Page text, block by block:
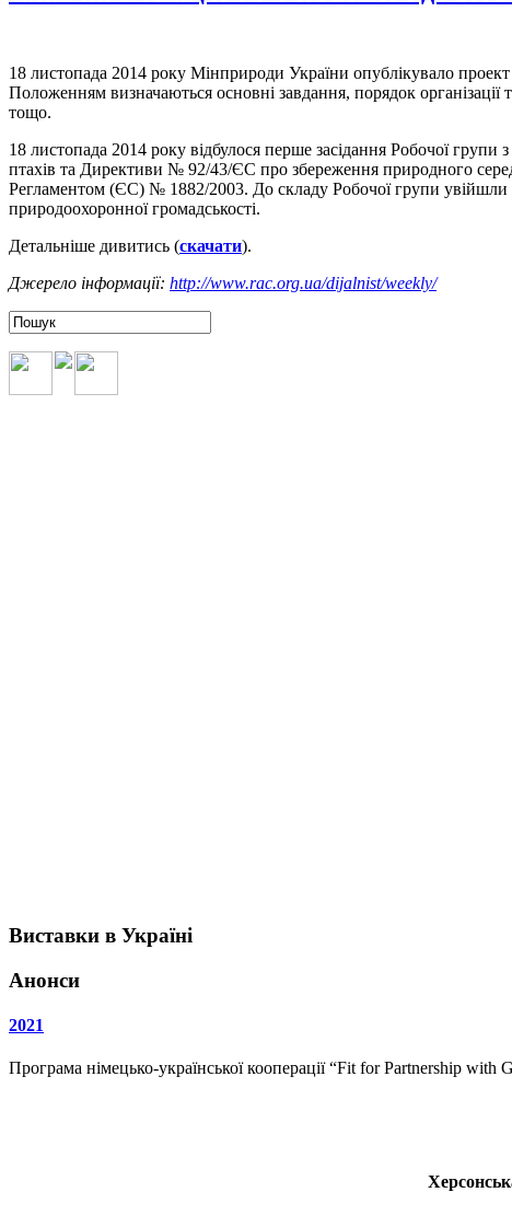
18 листопада 2014 року Мінприроди України опублікувало проект
Положенням визначаються основні завдання, порядок організації
тощо.
18 листопада 2014 року відбулося перше засідання Робочої
птахів та Директиви № 92/43/ЄС про збереження природного
Регламентом (ЄС) № 1882/2003. До складу Робочої групи увійшли
природоохоронної громадськості.
Детальніше дивитись (скачати).
Джерело інформації: http://www.rac.org.ua/dijalnist/weekly/
Виставки в Україні
Анонси
2021
Програма німецько-української кооперації “Fit for Partnership with